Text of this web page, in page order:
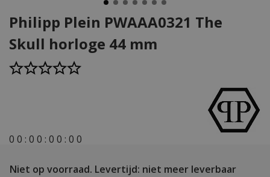
Philipp Plein PWAAA0321 The
Skull horloge 44 mm
0 0 : 0 0 : 0 0 : 0 0
Niet op voorraad. Levertijd: niet meer leverbaar